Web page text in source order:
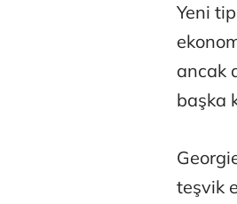
Yeni
ancak
başka
teşvik